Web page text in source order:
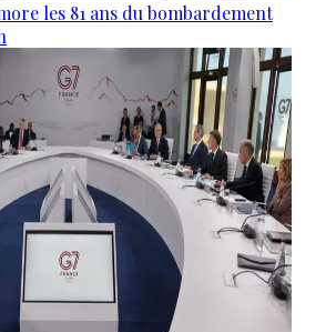
les 81 ans du bombardement